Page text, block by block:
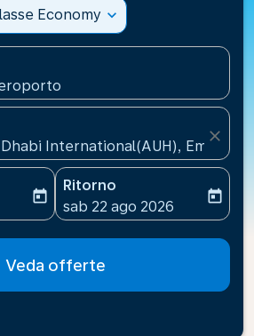
Economy expand_more
International(AUH), Emirati
close
date-aria-label
today
Ritorno
fc-booking-return-date-
sab 22 ago 2026
today
Veda offerte